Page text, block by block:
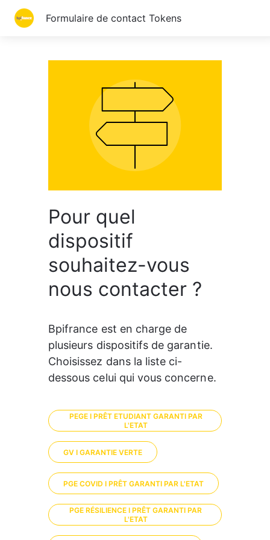
Formulaire de contact Tokens
Pour quel
dispositif
souhaitez-vous
nous contacter ?
Bpifrance est en charge de
plusieurs dispositifs de garantie.
Choisissez dans la liste ci-
dessous celui qui vous concerne.
PEGE I PRÊT ETUDIANT GARANTI PAR
L'ETAT
GV I GARANTIE VERTE
PGE COVID I PRÊT GARANTI PAR L'ETAT
PGE RÉSILIENCE I PRÊT GARANTI PAR
L'ETAT